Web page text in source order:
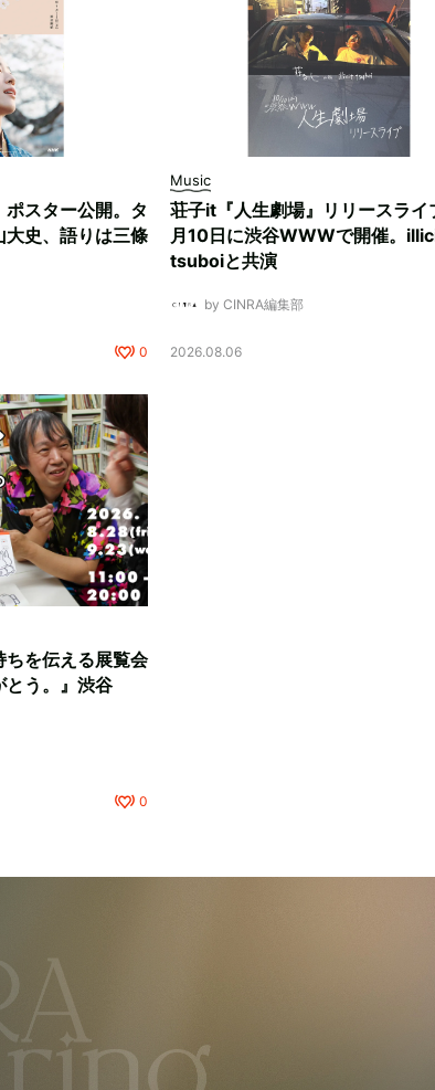
スター公開。タ
大史、語りは三條
0
Music
荘子it『人生劇場』リリースライ
月10日に渋谷WWWで開催。
tsuboiと共演
by CINRA編集部
2026.08.06
を伝える展覧会
とう。』渋谷
0